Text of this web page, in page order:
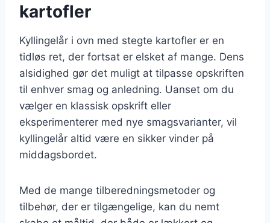
kartofler
Kyllingelår i ovn med stegte kartofler er en
tidløs ret, der fortsat er elsket af mange. Dens
alsidighed gør det muligt at tilpasse opskriften
til enhver smag og anledning. Uanset om du
vælger en klassisk opskrift eller
eksperimenterer med nye smagsvarianter, vil
kyllingelår altid være en sikker vinder på
middagsbordet.
Med de mange tilberedningsmetoder og
tilbehør, der er tilgængelige, kan du nemt